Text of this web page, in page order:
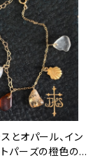
とオパール、イン
パーズの橙色の